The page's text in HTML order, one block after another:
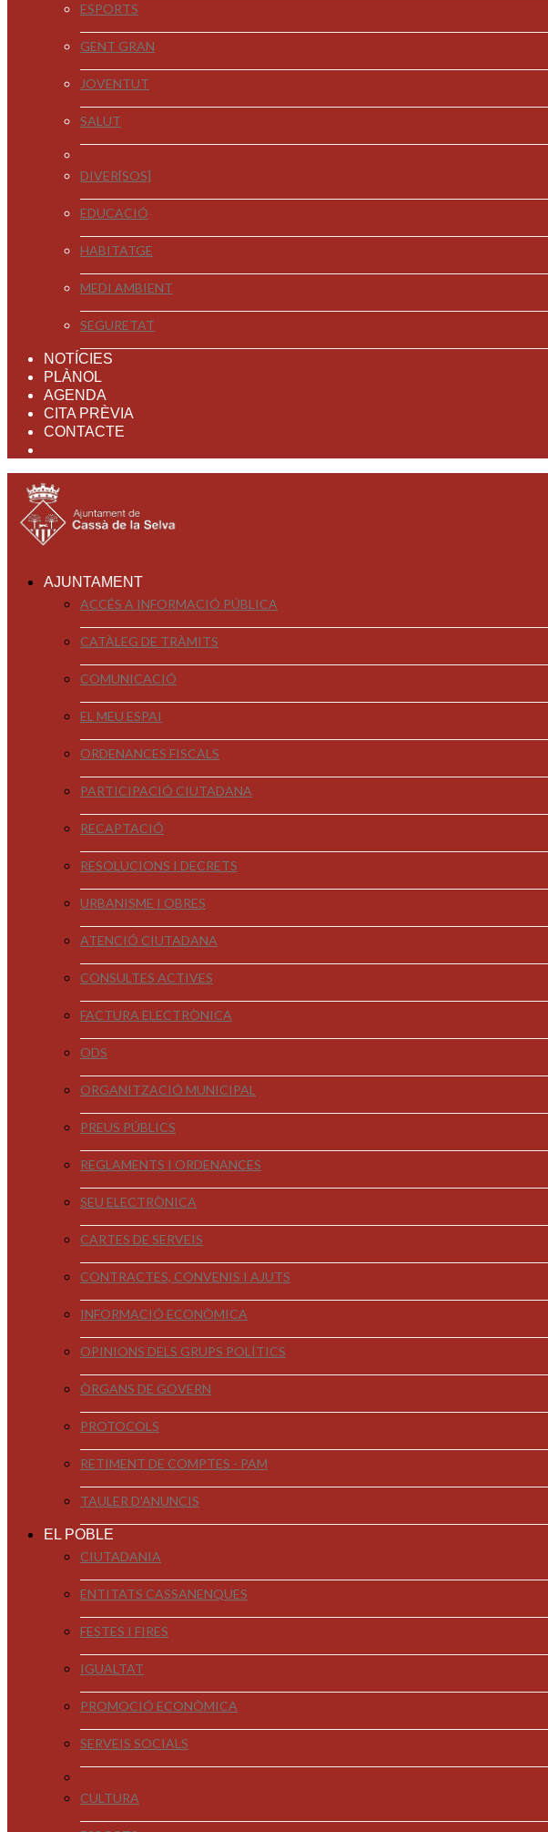
ESPORTS
GENT GRAN
JOVENTUT
SALUT
DIVER[SOS]
EDUCACIÓ
HABITATGE
MEDI AMBIENT
SEGURETAT
NOTÍCIES
PLÀNOL
AGENDA
CITA PRÈVIA
CONTACTE
AJUNTAMENT
ACCÉS A INFORMACIÓ PÚBLICA
CATÀLEG DE TRÀMITS
COMUNICACIÓ
EL MEU ESPAI
ORDENANCES FISCALS
PARTICIPACIÓ CIUTADANA
RECAPTACIÓ
RESOLUCIONS I DECRETS
URBANISME I OBRES
ATENCIÓ CIUTADANA
CONSULTES ACTIVES
FACTURA ELECTRÒNICA
ODS
ORGANITZACIÓ MUNICIPAL
PREUS PÚBLICS
REGLAMENTS I ORDENANCES
SEU ELECTRÒNICA
CARTES DE SERVEIS
CONTRACTES, CONVENIS I AJUTS
INFORMACIÓ ECONÒMICA
OPINIONS DELS GRUPS POLÍTICS
ÒRGANS DE GOVERN
PROTOCOLS
RETIMENT DE COMPTES - PAM
TAULER D'ANUNCIS
EL POBLE
CIUTADANIA
ENTITATS CASSANENQUES
FESTES I FIRES
IGUALTAT
PROMOCIÓ ECONÒMICA
SERVEIS SOCIALS
CULTURA